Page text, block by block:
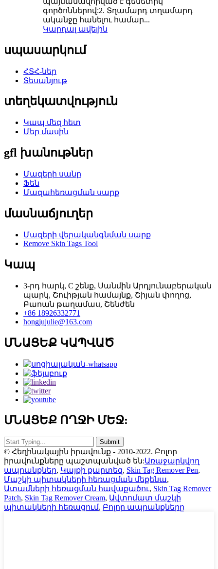
գործոններով:2. Տղամարդ տղամարդ
ականջը հանելու համար...
Կարդալ ավելին
սպասարկում
ՀՏՀ-ներ
Տեսանյութ
տեղեկատվություն
Կապ մեզ հետ
Մեր մասին
gfl խանութներ
Մազերի սանր
Ֆեն
Մազահեռացման սարք
մասնաճյուղեր
Մազերի վերականգնման սարք
Remove Skin Tags Tool
Կապ
3-րդ հարկ, C շենք, Սանմին Արդյունաբերական
պարկ, Շուիթյան համայնք, Շիյան փողոց,
Բաոան թաղամաս, Շենժեն
+86 18926332771
hongjujulie@163.com
ՄՆԱՑԵՔ ԿԱՊՎԱԾ
ՄՆԱՑԵՔ ՈՂՋԻ ՄԵՋ:
© Հեղինակային իրավունք - 2010-2022. Բոլոր
իրավունքները պաշտպանված են:Առաջարկվող
ապրանքներ, Կայքի քարտեզ, Skin Tag Remover Pen,
Մաշկի պիտակների հեռացման մեքենա,
Ատամների հեռացման հավաքածու, Skin Tag Remover
Patch, Skin Tag Remover Cream, Ավտոմատ մաշկի
պիտակների հեռացում, Բոլոր ապրանքները